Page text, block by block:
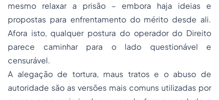
mesmo relaxar a prisão – embora haja ideias e
propostas para enfrentamento do mérito desde ali.
Afora isto, qualquer postura do operador do Direito
parece caminhar para o lado questionável e
censurável.
A alegação de tortura, maus tratos e o abuso de
autoridade são as versões mais comuns utilizadas por